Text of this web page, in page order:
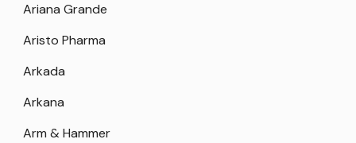
Ariana Grande
Aristo Pharma
Arkada
Arkana
Arm & Hammer